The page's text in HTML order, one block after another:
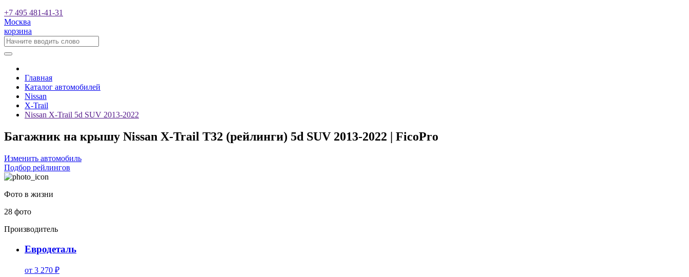
+7 495 481-41-31
Москва
корзина
Главная
Каталог автомобилей
Nissan
X-Trail
Nissan X-Trail 5d SUV 2013-2022
Багажник на крышу Nissan X-Trail T32 (рейлинги) 5d SUV 2013-2022 | FicoPro
Изменить автомобиль
Подбор рейлингов
Фото в жизни
28 фото
Производитель
Евродеталь
от 3 270 ₽